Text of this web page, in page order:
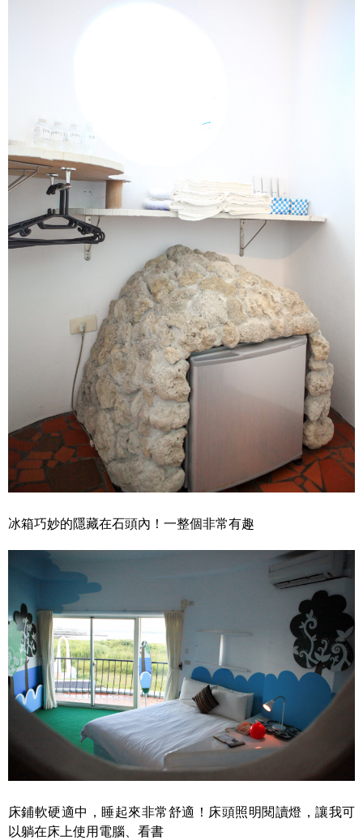
冰箱巧妙的隱藏在石頭內！一整個非常有趣
床鋪軟硬適中，睡起來非常舒適！床頭照明閱讀燈，讓我可
以躺在床上使用電腦、看書